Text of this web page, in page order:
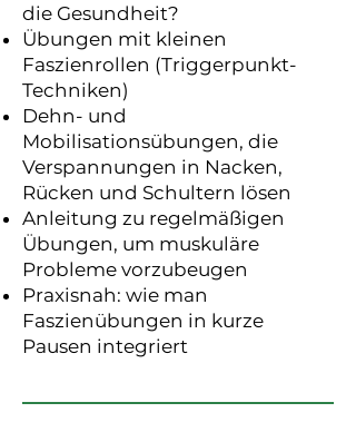
die Gesundheit?
Übungen mit kleinen
Faszienrollen (Triggerpunkt-
Techniken)
Dehn- und
Mobilisationsübungen, die
Verspannungen in Nacken,
Rücken und Schultern lösen
Anleitung zu regelmäßigen
Übungen, um muskuläre
Probleme vorzubeugen
Praxisnah: wie man
Faszienübungen in kurze
Pausen integriert